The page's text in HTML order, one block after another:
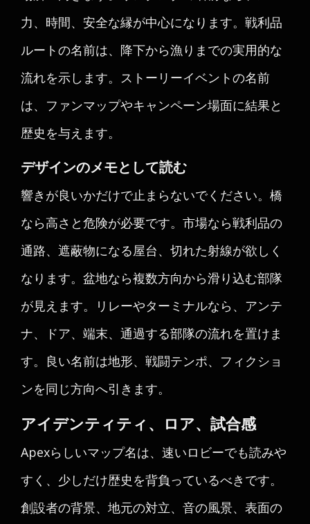
力、時間、安全な縁が中心になります。戦利品
ルートの名前は、降下から漁りまでの実用的な
流れを示します。ストーリーイベントの名前
は、ファンマップやキャンペーン場面に結果と
歴史を与えます。
デザインのメモとして読む
響きが良いかだけで止まらないでください。橋
なら高さと危険が必要です。市場なら戦利品の
通路、遮蔽物になる屋台、切れた射線が欲しく
なります。盆地なら複数方向から滑り込む部隊
が見えます。リレーやターミナルなら、アンテ
ナ、ドア、端末、通過する部隊の流れを置けま
す。良い名前は地形、戦闘テンポ、フィクショ
ンを同じ方向へ引きます。
アイデンティティ、ロア、試合感
Apexらしいマップ名は、速いロビーでも読みや
すく、少しだけ歴史を背負っているべきです。
創設者の背景、地元の対立、音の風景、表面の